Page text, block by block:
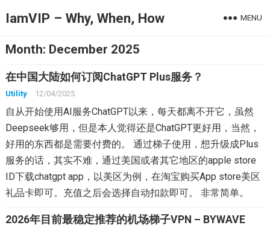
IamVIP – Why, When, How MENU
Month: December 2025
在中国大陆如何订阅ChatGPT Plus服务？
Utility 12/04/2025
自从开始使用AI服务ChatGPT以来，每天都离不开它，虽然
Deepseek够用，但是本人觉得还是ChatGPT更好用，当然，
好用的东西都是需要付费的。 通过梯子使用，想升级成Plus
服务的话，其实不难，通过美国或者其它地区的apple store
ID下载chatgpt app，以美区为例，在淘宝购买App store美区
礼品卡即可。充值之后会选择自动扣款即可。 非常简单。
2026年目前最稳定推荐的机场梯子VPN – BYWAVE